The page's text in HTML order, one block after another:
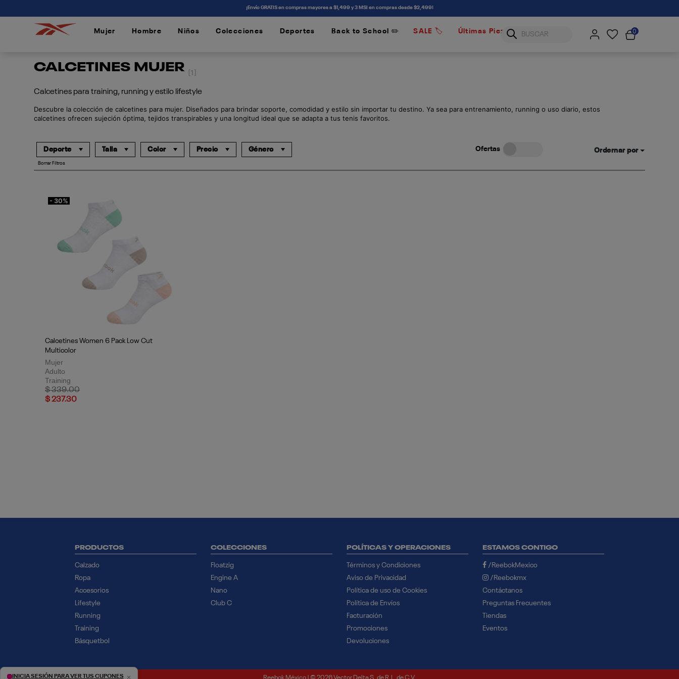
¡Envío GRATIS en compras mayores a $1,499 y 3 MSI en compras desde $2,499!
Mujer Hombre Niños Colecciones Deportes Back to School ✏️ SALE 🏷️ Últimas Piezas 0
CALCETINES MUJER [1]
Calcetines para training, running y estilo lifestyle
Descubre la colección de calcetines para mujer. Diseñados para brindar soporte, comodidad y estilo sin importar tu destino. Ya sea para entrenamiento, running o uso diario, estos
calcetines ofrecen sujeción óptima, tejidos transpirables y una longitud ideal que se adapta a tus tenis favoritos.
Deporte Talla Color Precio Género
Borrar Filtros
Ofertas Ordernar por
- 30%
Calcetines Women 6 Pack Low Cut
Multicolor
Mujer
Adulto
Training
Price reduced from
$ 339.00to
$ 237.30
PRODUCTOS
Calzado
Ropa
Accesorios
Lifestyle
Running
Training
Básquetbol
COLECCIONES
Floatzig
Engine A
Nano
Club C
POLÍTICAS Y OPERACIONES
Términos y Condiciones
Aviso de Privacidad
Política de uso de Cookies
Política de Envíos
Facturación
Promociones
Devoluciones
ESTAMOS CONTIGO
/ReebokMexico
/Reebokmx
Contáctanos
Preguntas Frecuentes
Tiendas
Eventos
INICIA SESIÓN PARA VER TUS CUPONES ×